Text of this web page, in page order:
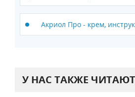
Акриол Про - крем,
У НАС ТАКЖЕ